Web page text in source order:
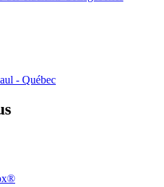
- Québec